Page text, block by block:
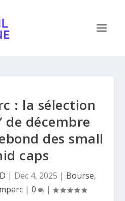
: la sélection
de décembre
des small
caps
| Dec 4, 2025 | Bourse,
| 0 |